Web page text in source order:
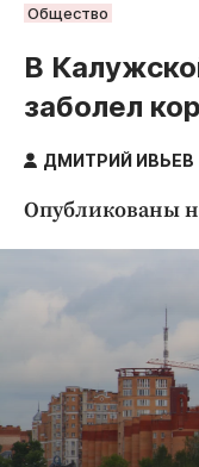
Новости
Статьи
Народные
Общество
Погода
Общество
В
заболел
ДМИТРИЙ ИВЬЕВ
Опубликованы